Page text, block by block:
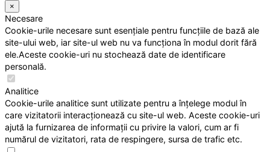
×
Necesare
Cookie-urile necesare sunt esențiale pentru funcțiile de bază ale
site-ului web, iar site-ul web nu va funcționa în modul dorit fără
ele.Aceste cookie-uri nu stochează date de identificare
personală.
Analitice
Cookie-urile analitice sunt utilizate pentru a înțelege modul în
care vizitatorii interacționează cu site-ul web. Aceste cookie-uri
ajută la furnizarea de informații cu privire la valori, cum ar fi
numărul de vizitatori, rata de respingere, sursa de trafic etc.